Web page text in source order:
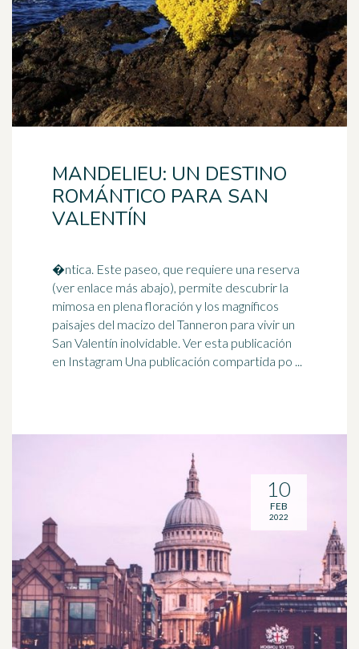
MANDELIEU: UN DESTINO
ROMÁNTICO PARA SAN
VALENTÍN
�ntica. Este paseo, que requiere una reserva
(ver enlace más abajo), permite descubrir la
mimosa en plena floración y los magníficos
paisajes del macizo del Tanneron para vivir un
San Valentín inolvidable. Ver esta publicación
en Instagram Una publicación compartida po ...
10
FEB
2022